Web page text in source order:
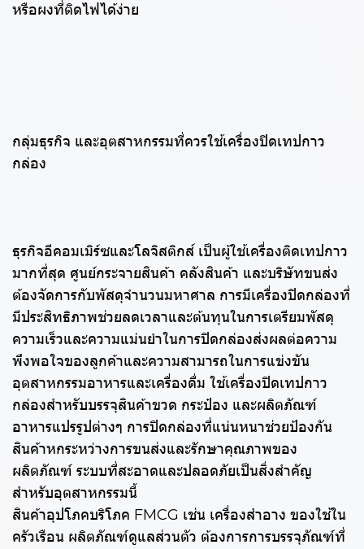
หรือผงที่ติดไฟได้ง่าย
กลุ่มธุรกิจ และอุตสาหกรรมที่ควรใช้เครื่องปิดเทปกาว
กล่อง
ธุรกิจอีคอมเมิร์ซและโลจิสติกส์ เป็นผู้ใช้เครื่องติดเทปกาว
มากที่สุด ศูนย์กระจายสินค้า คลังสินค้า และบริษัทขนส่ง
ต้องจัดการกับพัสดุจำนวนมหาศาล การมีเครื่องปิดกล่องที่
มีประสิทธิภาพช่วยลดเวลาและต้นทุนในการเตรียมพัสดุ
ความเร็วและความแม่นยำในการปิดกล่องส่งผลต่อความ
พึงพอใจของลูกค้าและความสามารถในการแข่งขัน
อุตสาหกรรมอาหารและเครื่องดื่ม ใช้เครื่องปิดเทปกาว
กล่องสำหรับบรรจุสินค้าขวด กระป๋อง และผลิตภัณฑ์
อาหารแปรรูปต่างๆ การปิดกล่องที่แน่นหนาช่วยป้องกัน
สินค้าหกระหว่างการขนส่งและรักษาคุณภาพของ
ผลิตภัณฑ์ ระบบที่สะอาดและปลอดภัยเป็นสิ่งสำคัญ
สำหรับอุตสาหกรรมนี้
สินค้าอุปโภคบริโภค FMCG เช่น เครื่องสำอาง ของใช้ใน
ครัวเรือน ผลิตภัณฑ์ดูแลส่วนตัว ต้องการการบรรจุภัณฑ์ที่